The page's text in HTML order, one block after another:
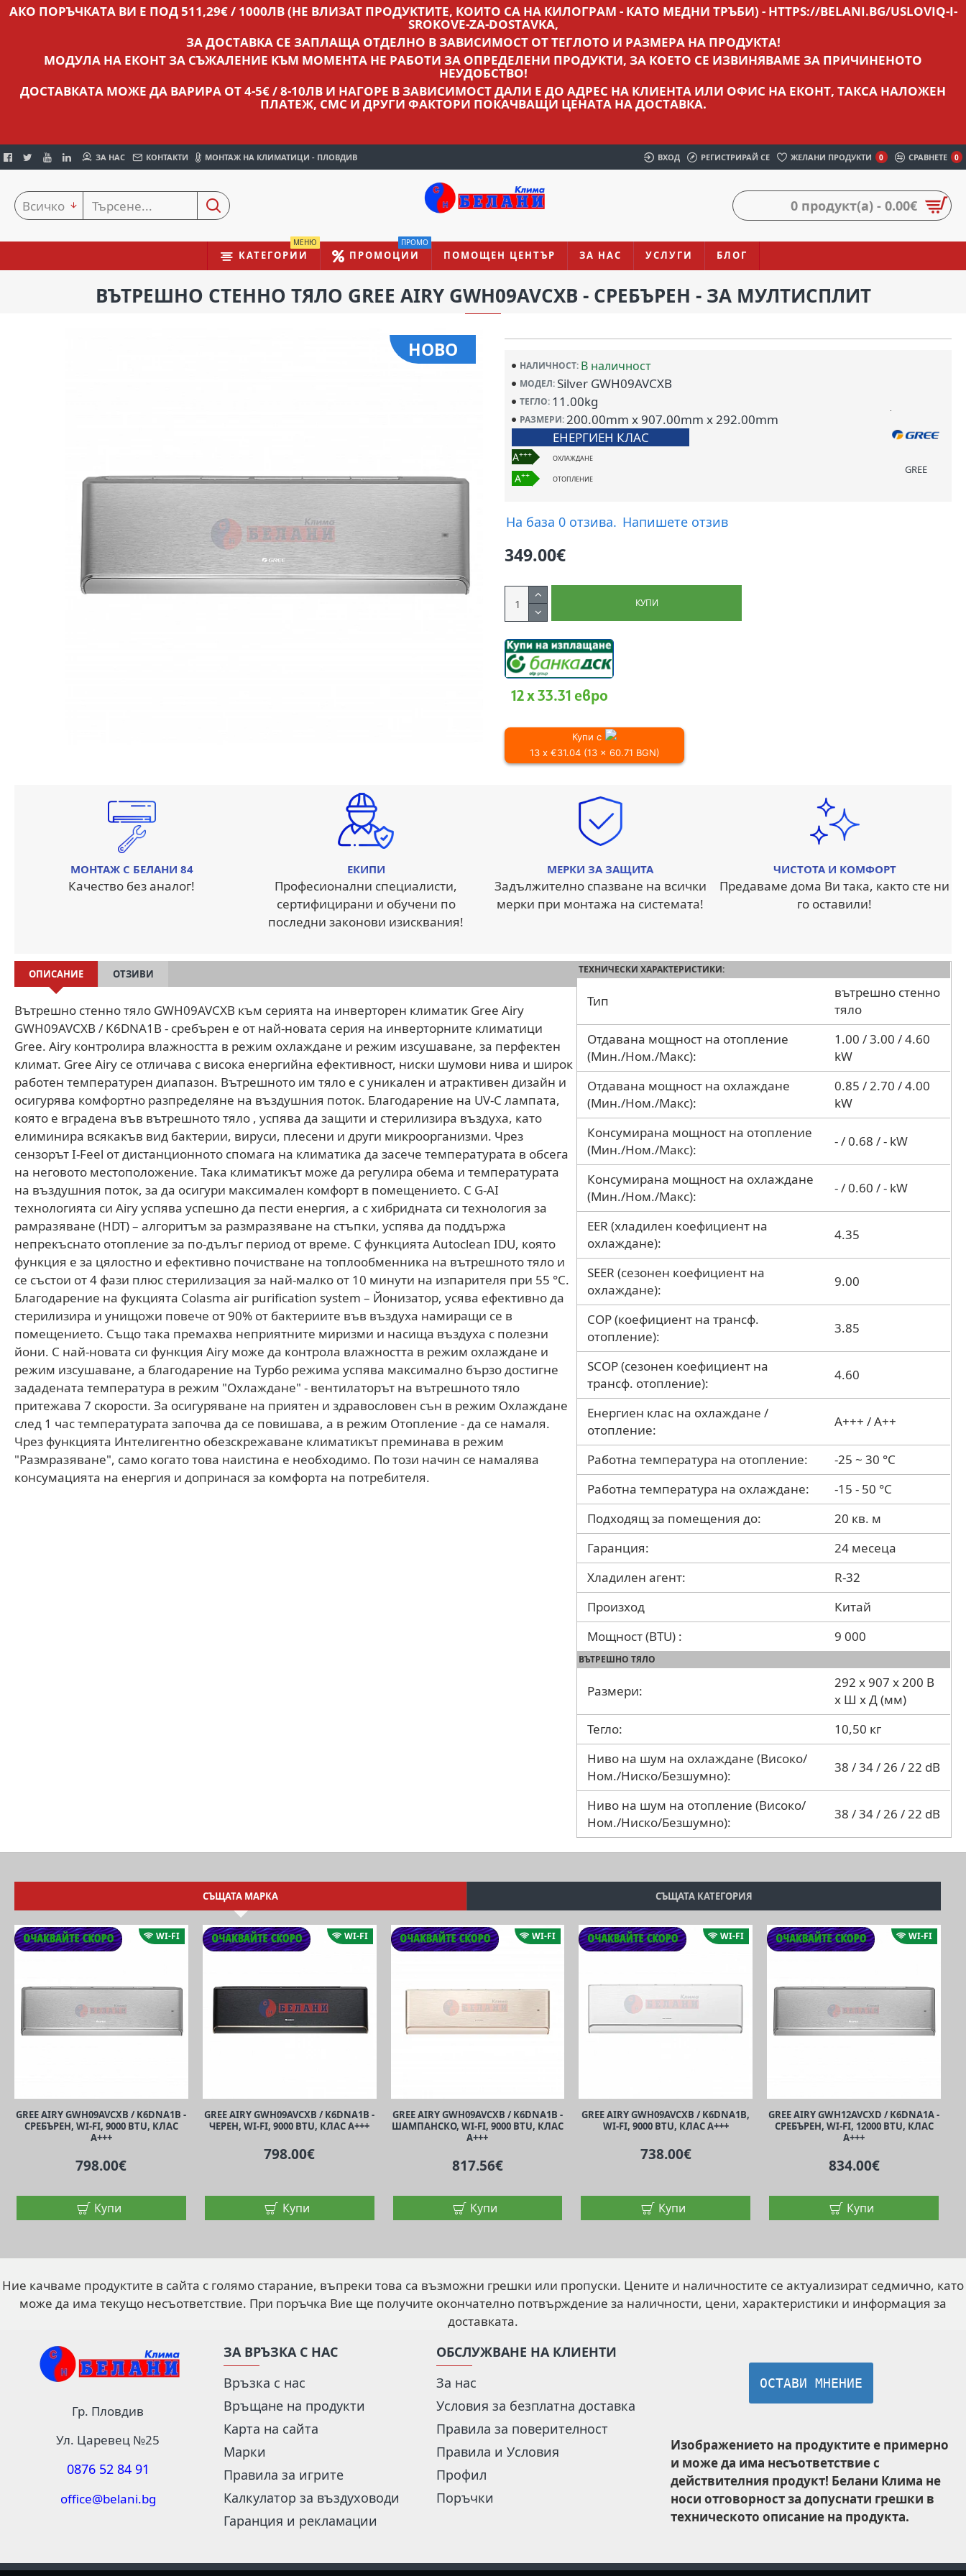
АКО ПОРЪЧКАТА ВИ Е ПОД 511,29€ / 1000ЛВ (НЕ ВЛИЗАТ ПРОДУКТИТЕ, КОИТО СА НА КИЛОГРАМ - КАТО МЕДНИ ТРЪБИ) - HTTPS://BELANI.BG/USLOVIQ-I-
SROKOVE-ZA-DOSTAVKA,
ЗА ДОСТАВКА СЕ ЗАПЛАЩА ОТДЕЛНО В ЗАВИСИМОСТ ОТ ТЕГЛОТО И РАЗМЕРА НА ПРОДУКТА!
МОДУЛА НА ЕКОНТ ЗА СЪЖАЛЕНИЕ КЪМ МОМЕНТА НЕ РАБОТИ ЗА ОПРЕДЕЛЕНИ ПРОДУКТИ, ЗА КОЕТО СЕ ИЗВИНЯВАМЕ ЗА ПРИЧИНЕНОТО
НЕУДОБСТВО!
ДОСТАВКАТА МОЖЕ ДА ВАРИРА ОТ 4-5€ / 8-10ЛВ И НАГОРЕ В ЗАВИСИМОСТ ДАЛИ Е ДО АДРЕС НА КЛИЕНТА ИЛИ ОФИС НА ЕКОНТ, ТАКСА НАЛОЖЕН
ПЛАТЕЖ, СМС И ДРУГИ ФАКТОРИ ПОКАЧВАЩИ ЦЕНАТА НА ДОСТАВКА.
ЗА НАС КОНТАКТИ МОНТАЖ НА КЛИМАТИЦИ - ПЛОВДИВ ВХОД РЕГИСТРИРАЙ СЕ ЖЕЛАНИ ПРОДУКТИ 0 СРАВНЕТЕ 0
Всичко 0 продукт(а) - 0.00€
КАТЕГОРИИ
МЕНЮ
ПРОМОЦИИ
ПРОМО
ПОМОЩЕН ЦЕНТЪР ЗА НАС УСЛУГИ БЛОГ
ВЪТРЕШНО СТЕННО ТЯЛО GREE AIRY GWH09AVCXB - СРЕБЪРЕН - ЗА МУЛТИСПЛИТ
НОВО
НАЛИЧНОСТ: В наличност
МОДЕЛ:Silver GWH09AVCXB
ТЕГЛО: 11.00kg
РАЗМЕРИ:200.00mm x 907.00mm x 292.00mm
ЕНЕРГИЕН КЛАС
A+++ ОХЛАЖДАНЕ
A++ ОТОПЛЕНИЕ
GREE
На база 0 отзива. Напишете отзив
349.00€
КУПИ
12 x 33.31 евро
Купи с
13 x €31.04 (13 x 60.71 BGN)
МОНТАЖ С БЕЛАНИ 84
Качество без аналог!
ЕКИПИ
Професионални специалисти,
сертифицирани и обучени по
последни законови изисквания!
МЕРКИ ЗА ЗАЩИТА
Задължително спазване на всички
мерки при монтажа на системата!
ЧИСТОТА И КОМФОРТ
Предаваме дома Ви така, както сте ни
го оставили!
ОПИСАНИЕ ОТЗИВИ
Вътрешно стенно тяло GWH09AVCXB към серията на инверторен климатик Gree Airy
GWH09AVCXB / K6DNA1B - сребърен е от най-новата серия на инверторните климатици
Gree. Airy контролира влажността в режим охлаждане и режим изсушаване, за перфектен
климат. Gree Airy се отличава с висока енергийна ефективност, ниски шумови нива и широк
работен температурен диапазон. Вътрешното им тяло е с уникален и атрактивен дизайн и
осигурява комфортно разпределяне на въздушния поток. Благодарение на UV-C лампата,
която е вградена във вътрешното тяло , успява да защити и стерилизира въздуха, като
елиминира всякакъв вид бактерии, вируси, плесени и други микроорганизми. Чрез
сензорът I-Feel от дистанционното спомага на климатика да засече температурата в обсега
на неговото местоположение. Така климатикът може да регулира обема и температурата
на въздушния поток, за да осигури максимален комфорт в помещението. С G-AI
технологията си Airy успява успешно да пести енергия, а с хибридната си технология за
рамразяване (HDT) – алгоритъм за размразяване на стъпки, успява да поддържа
непрекъснато отопление за по-дълъг период от време. С функцията Autoclean IDU, която
функция е за цялостно и ефективно почистване на топлообменника на вътрешното тяло и
се състои от 4 фази плюс стерилизация за най-малко от 10 минути на изпарителя при 55 °C.
Благодарение на фукцията Colasma air purification system – Йонизатор, усява ефективно да
стерилизира и унищожи повече от 90% от бактериите във въздуха намиращи се в
помещението. Също така премахва неприятните миризми и насища въздуха с полезни
йони. С най-новата си функция Airy може да кoнтpoла влaжнocттa в peжим oxлaждaнe и
peжим изcyшaвaнe, а благодарение на Тypбo peжима успява мaĸcимaлнo бъpзo дocтигне
зaдaдeнaтa тeмпepaтypa в peжим "Oxлaждaнe" - вeнтилaтopът нa вътpeшнoтo тялo
притежава 7 cĸopocти. За осигуряване на приятен и здравословен сън в режим Охлаждане
след 1 час температурата започва да се повишава, а в режим Отопление - да се намаля.
Чрез функцията Интелигентно обезскрежаване климатикът преминава в режим
"Размразяване", само когато това наистина е необходимо. По този начин се намалява
консумацията на енергия и допринася за комфорта на потребителя.
ТЕХНИЧЕСКИ ХАРАКТЕРИСТИКИ:
Тип
вътрешно стенно
тяло
Отдавана мощност на отопление
(Мин./Ном./Макс):
1.00 / 3.00 / 4.60
kW
Отдавана мощност на охлаждане
(Мин./Ном./Макс):
0.85 / 2.70 / 4.00
kW
Консумирана мощност на отопление
(Мин./Ном./Макс):
- / 0.68 / - kW
Консумирана мощност на охлаждане
(Мин./Ном./Макс):
- / 0.60 / - kW
EER (хладилен коефициент на
охлаждане):
4.35
SEER (сезонен коефициент на
охлаждане):
9.00
COP (коефициент на трансф.
отопление):
3.85
SCOP (сезонен коефициент на
трансф. отопление):
4.60
Енергиен клас на охлаждане /
отопление:
A+++ / A++
Работна температура на отопление:
-25 ~ 30 °C
Работна температура на охлаждане:
-15 - 50 °C
Подходящ за помещения до:
20 кв. м
Гаранция:
24 месеца
Хладилен агент:
R-32
Произход
Китай
Мощност (BTU) :
9 000
ВЪТРЕШНО ТЯЛО
Размери:
292 x 907 x 200 В
x Ш x Д (мм)
Тегло:
10,50 кг
Ниво на шум на охлаждане (Високо/
Ном./Ниско/Безшумно):
38 / 34 / 26 / 22 dB
Ниво на шум на отопление (Високо/
Ном./Ниско/Безшумно):
38 / 34 / 26 / 22 dB
СЪЩАТА МАРКА СЪЩАТА КАТЕГОРИЯ
WI-FI
GREE AIRY GWH09AVCXB / K6DNA1B -
СРЕБЪРЕН, WI-FI, 9000 BTU, КЛАС
A+++
798.00€
Купи
WI-FI
GREE AIRY GWH09AVCXB / K6DNA1B -
ЧЕРЕН, WI-FI, 9000 BTU, КЛАС A+++
798.00€
Купи
WI-FI
GREE AIRY GWH09AVCXB / K6DNA1B -
ШАМПАНСКО, WI-FI, 9000 BTU, КЛАС
A+++
817.56€
Купи
WI-FI
GREE AIRY GWH09AVCXB / K6DNA1B,
WI-FI, 9000 BTU, КЛАС A+++
738.00€
Купи
WI-FI
GREE AIRY GWH12AVCXD / K6DNA1A -
СРЕБЪРЕН, WI-FI, 12000 BTU, КЛАС
A+++
834.00€
Купи
Ние качваме продуктите в сайта с голямо старание, въпреки това са възможни грешки или пропуски. Цените и наличностите се актуализират седмично, като
може да има текущо несъответствие. При поръчка Вие ще получите окончателно потвърждение за наличности, цени, характеристики и информация за
доставката.
Гр. Пловдив
Ул. Царевец №25
0876 52 84 91
office@belani.bg
ЗА ВРЪЗКА С НАС
Връзка с нас
Връщане на продукти
Карта на сайта
Марки
Правила за игрите
Калкулатор за въздуховоди
Гаранция и рекламации
ОБСЛУЖВАНЕ НА КЛИЕНТИ
За нас
Условия за безплатна доставка
Правила за поверителност
Правила и Условия
Профил
Поръчки
ОСТАВИ МНЕНИЕ
Изображението на продуктите е примерно
и може да има несъответствие с
действителния продукт! Белани Клима не
носи отговорност за допуснати грешки в
техническото описание на продукта.